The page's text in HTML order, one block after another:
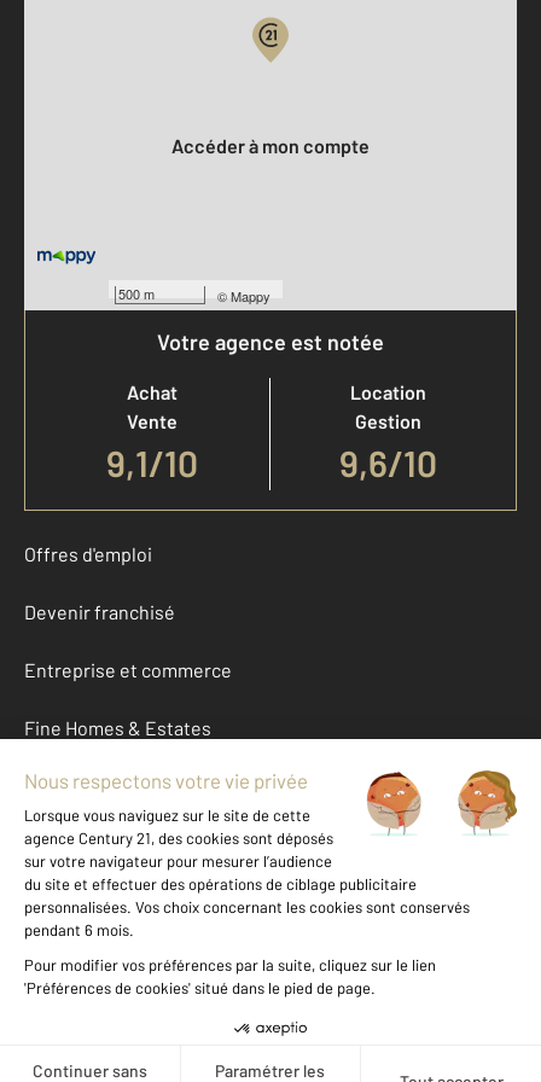
500 m ©Mappy
Accéder à mon compte
Votre agence est notée
Achat
Vente
9,1/10
Location
Gestion
9,6/10
Offres d'emploi
Devenir franchisé
Entreprise et commerce
Fine Homes & Estates
À propos
International
Nous contacter
Données personnelles